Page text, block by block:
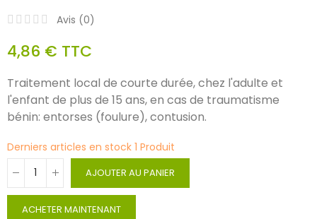
Avis (0)
4,86 € TTC
Traitement local de courte durée, chez l'adulte et
l'enfant de plus de 15 ans, en cas de traumatisme
bénin: entorses (foulure), contusion.
Derniers articles en stock 1 Produit
AJOUTER AU PANIER
ACHETER MAINTENANT